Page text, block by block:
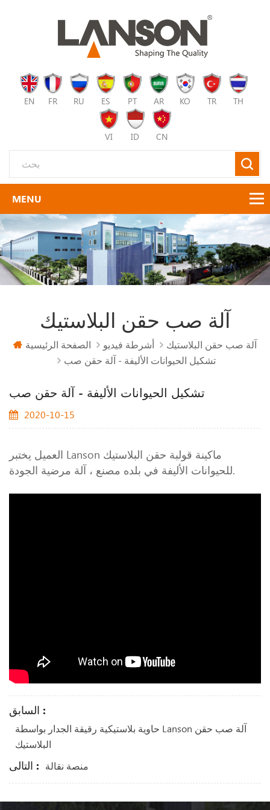
EN FR RU ES PT AR KO TR TH
VI ID CN
آلة صب حقن البلاستيك
الصفحة الرئيسية أشرطة فيديو
آلة صب حقن البلاستيك
تشكيل الحيوانات الأليفة - آلة حقن صب
تشكيل الحيوانات الأليفة - آلة حقن صب
2020-10-15
العميل يختبر Lanson ماكينة قولبة حقن البلاستيك
للحيوانات الأليفة في بلده مصنع ، آلة مرضية الجودة.
السابق :
حاوية بلاستيكية رقيقة الجدار بواسطة Lanson آلة صب حقن
البلاستيك
التالى : منصة نقالة